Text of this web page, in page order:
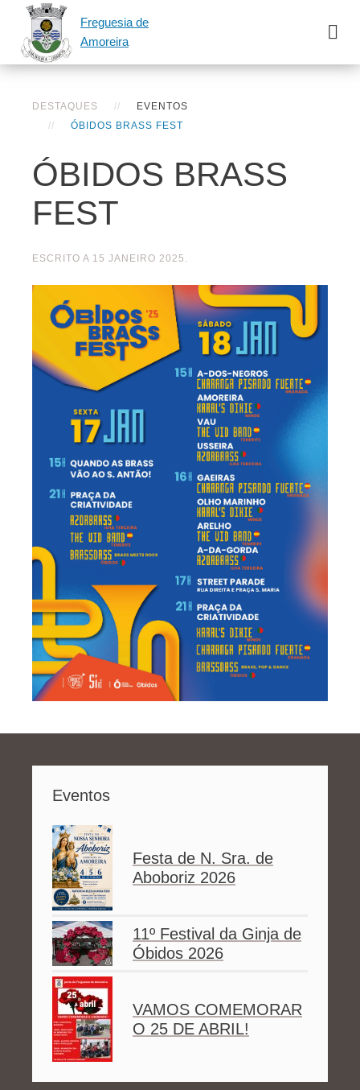
Freguesia de
Amoreira
DESTAQUES
EVENTOS
ÓBIDOS BRASS FEST
ÓBIDOS BRASS
FEST
ESCRITO A 15 JANEIRO 2025 .
Eventos
Festa de N. Sra. de
Aboboriz 2026
11º Festival da Ginja de
Óbidos 2026
VAMOS COMEMORAR
O 25 DE ABRIL!